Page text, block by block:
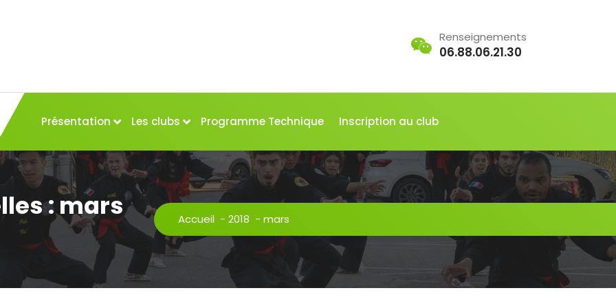
Renseignements
06.88.06.21.30
Présentation Les clubs Programme Technique Inscription au club
: mars
Accueil - 2018 - mars